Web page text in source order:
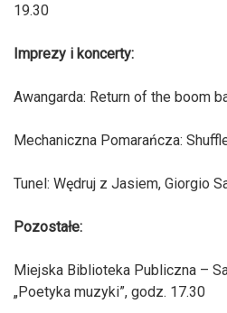
19.30
Imprezy i koncerty:
Awangarda: Return of the boom
Mechaniczna Pomarańcza:
Tunel: Wędruj z Jasiem, Giorgio
Pozostałe:
Miejska Biblioteka Publiczna –
„Poetyka muzyki”, godz. 17.30